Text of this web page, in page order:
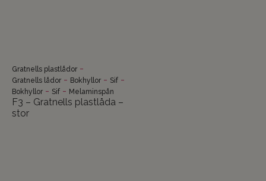
Gratnells plastlådor -
Gratnells lådor - Bokhyllor - Sif -
Bokhyllor - Sif - Melaminspån
F3 – Gratnells plastlåda –
stor